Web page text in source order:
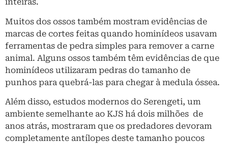
inteiras.
Muitos dos ossos também mostram evidências de
marcas de cortes feitas quando hominídeos usavam
ferramentas de pedra simples para remover a carne
animal. Alguns ossos também têm evidências de que
hominídeos utilizaram pedras do tamanho de
punhos para quebrá-las para chegar à medula óssea.
Além disso, estudos modernos do Serengeti, um
ambiente semelhante ao KJS há dois milhões de
anos atrás, mostraram que os predadores devoram
completamente antílopes deste tamanho poucos